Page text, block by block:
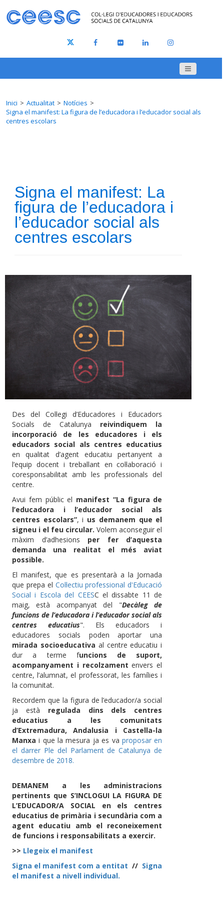
Inici Actualitat
Notícies
Signa el manifest: La figura de l’educadora i l’educador social als
centres escolars
Signa el manifest: La
figura de l’educadora i
l’educador social als
centres escolars
Des del Col·legi d’Educadores i Educadors
Socials de Catalunya reivindiquem la
incorporació de les educadores i els
educadors social als centres educatius
en qualitat d’agent educatiu pertanyent a
l’equip docent i treballant en col·laboració i
coresponsabilitat amb les professionals del
centre.
Avui fem públic el manifest “La figura de
l’educadora i l’educador social als
centres escolars”, i us demanem que el
signeu i el feu circular. Volem aconseguir el
màxim d’adhesions per fer d’aquesta
demanda una realitat el més aviat
possible.
El manifest, que es presentarà a la Jornada
que prepa el Col·lectiu professional d'Educació
Social i Escola del CEESC el dissabte 11 de
maig, està acompanyat del "Decàleg de
funcions de l’educadora i l’educador social als
centres educatius". Els educadors i
educadores socials poden aportar una
mirada socioeducativa al centre educatiu i
dur a terme funcions de suport,
acompanyament i recolzament envers el
centre, l’alumnat, el professorat, les famílies i
la comunitat.
Recordem que la figura de l’educador/a social
ja està regulada dins dels centres
educatius a les comunitats
d’Extremadura, Andalusia i Castella-la
Manxa i que la mesura ja es va proposar en
el darrer Ple del Parlament de Catalunya de
desembre de 2018.
DEMANEM a les administracions
pertinents que S’INCLOGUI LA FIGURA DE
L’EDUCADOR/A SOCIAL en els centres
educatius de primària i secundària com a
agent educatiu amb el reconeixement
de funcions i responsabilitats a exercir.
>> Llegeix el manifest
Signa el manifest com a entitat // Signa
el manifest a nivell individual.